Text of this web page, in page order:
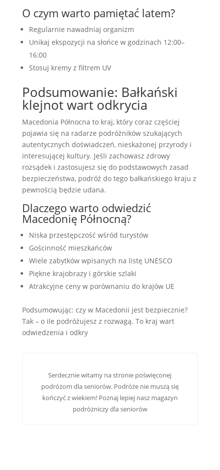
O czym warto pamiętać latem?
Regularnie nawadniaj organizm
Unikaj ekspozycji na słońce w godzinach 12:00–
16:00
Stosuj kremy z filtrem UV
Podsumowanie: Bałkański
klejnot wart odkrycia
Macedonia Północna to kraj, który coraz częściej
pojawia się na radarze podróżników szukających
autentycznych doświadczeń, nieskażonej przyrody i
interesującej kultury. Jeśli zachowasz zdrowy
rozsądek i zastosujesz się do podstawowych zasad
bezpieczeństwa, podróż do tego bałkańskiego kraju z
pewnością będzie udana.
Dlaczego warto odwiedzić
Macedonię Północną?
Niska przestępczość wśród turystów
Gościnność mieszkańców
Wiele zabytków wpisanych na listę UNESCO
Piękne krajobrazy i górskie szlaki
Atrakcyjne ceny w porównaniu do krajów UE
Podsumowując: czy w Macedonii jest bezpiecznie?
Tak – o ile podróżujesz z rozwagą. To kraj wart
odwiedzenia i odkry
Serdecznie witamy na stronie poświęconej
podróżom dla seniorów. Podróże nie muszą się
kończyć z wiekiem! Poznaj lepiej nasz magazyn
podróżniczy dla seniorów